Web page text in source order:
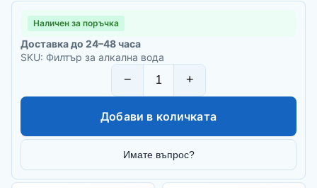
Наличен за поръчка
Доставка до 24–48 часа
SKU: Филтър за алкална вода
− +
Добави в количката
Имате въпрос?